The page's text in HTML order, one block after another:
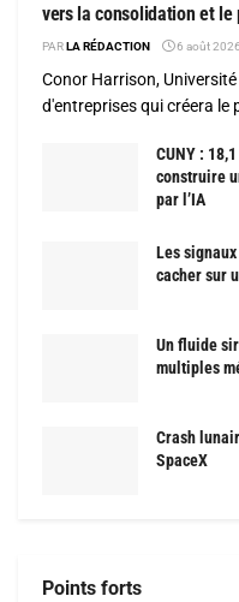
vers la consolidation et le
PARLA RÉDACTION 6 août 2026
Conor Harrison,
d'entreprises qui créera le
CUNY :
construire
par l’IA
Les
cacher sur
Un fluide
multiples
Crash
SpaceX
Points forts